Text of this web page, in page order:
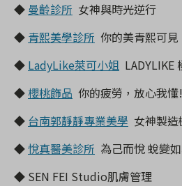
◆ 曼齡診所 女神與時光逆行
◆ 青熙美學診所 你的美青熙可見
◆ LadyLike萊可小姐 LADYLIKE
◆櫻桃飾品 你的疲勞，放心我懂!
◆ 台南郭靜靜專業美學 女神製造
◆悅真醫美診所 為己而悅 蛻變
◆ SEN FEI Studio肌膚管理